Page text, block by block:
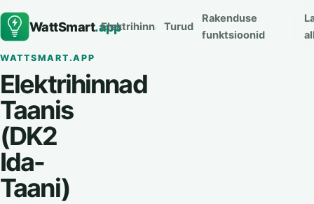
WattSmart.app
ElektrihinnadTurud
Rakenduse
funktsioonid
WATTSMART.APP
Elektrihinnad
Taanis
(DK2
Ida-
Taani)